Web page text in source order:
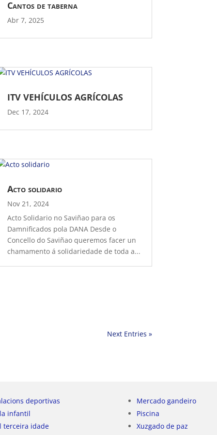
Cantos de taberna
Abr 7, 2025
ITV VEHÍCULOS AGRÍCOLAS
Dec 17, 2024
Acto solidario
Nov 21, 2024
Acto Solidario no Saviñao para os
Damnificados pola DANA Desde o
Concello do Saviñao queremos facer un
chamamento á solidariedade de toda a...
Next Entries »
deportivas
infantil
terceira idade
Mercado gandeiro
Piscina
Xuzgado de paz